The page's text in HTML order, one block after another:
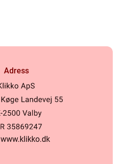
Adress
www.klikko.dk